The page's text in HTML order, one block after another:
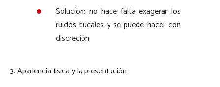
Solución: no hace falta exagerar los
ruidos bucales y se puede hacer con
discreción.
3. Apariencia física y la presentación